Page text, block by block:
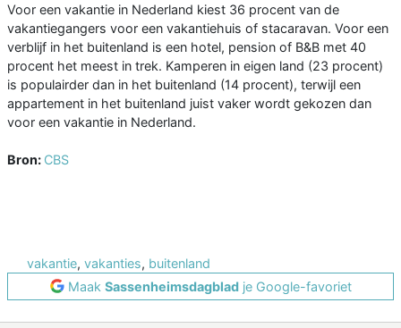
Voor een vakantie in Nederland kiest 36 procent van de
vakantiegangers voor een vakantiehuis of stacaravan. Voor een
verblijf in het buitenland is een hotel, pension of B&B met 40
procent het meest in trek. Kamperen in eigen land (23 procent)
is populairder dan in het buitenland (14 procent), terwijl een
appartement in het buitenland juist vaker wordt gekozen dan
voor een vakantie in Nederland.
Bron: CBS
vakantie, vakanties, buitenland
Maak Sassenheimsdagbladje Google-favoriet